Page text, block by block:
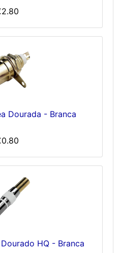
Dourada - Branca
HQ - Branca